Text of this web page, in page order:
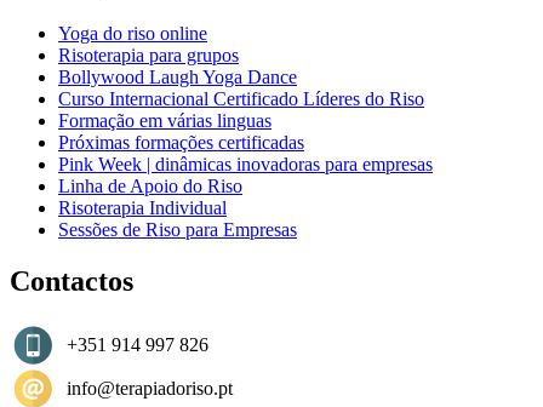
Yoga do riso online
Risoterapia para grupos
Bollywood Laugh Yoga Dance
Curso Internacional Certificado Líderes do Riso
Formação em várias linguas
Próximas formações certificadas
Pink Week | dinâmicas inovadoras para empresas
Linha de Apoio do Riso
Risoterapia Individual
Sessões de Riso para Empresas
Contactos
+351 914 997 826
info@terapiadoriso.pt